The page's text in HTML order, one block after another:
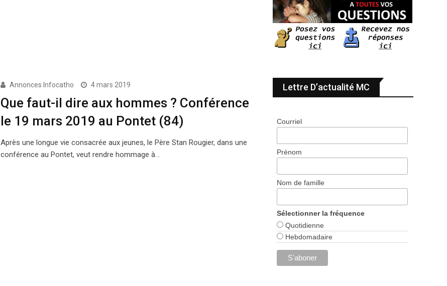
Annonces Infocatho 4 mars 2019
Que faut-il dire aux hommes ? Conférence
le 19 mars 2019 au Pontet (84)
Après une longue vie consacrée aux jeunes, le Père Stan Rougier, dans une
conférence au Pontet, veut rendre hommage à…
Lettre D’actualité MC
Courriel
Prénom
Nom de famille
Sélectionner la fréquence
Quotidienne
Hebdomadaire